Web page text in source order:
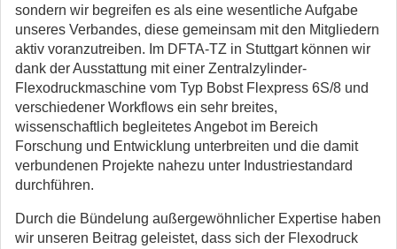
sondern wir begreifen es als eine wesentliche Aufgabe
unseres Verbandes, diese gemeinsam mit den Mitgliedern
aktiv voranzutreiben. Im DFTA-TZ in Stuttgart können wir
dank der Ausstattung mit einer Zentralzylinder-
Flexodruckmaschine vom Typ Bobst Flexpress 6S/8 und
verschiedener Workflows ein sehr breites,
wissenschaftlich begleitetes Angebot im Bereich
Forschung und Entwicklung unterbreiten und die damit
verbundenen Projekte nahezu unter Industriestandard
durchführen.
Durch die Bündelung außergewöhnlicher Expertise haben
wir unseren Beitrag geleistet, dass sich der Flexodruck